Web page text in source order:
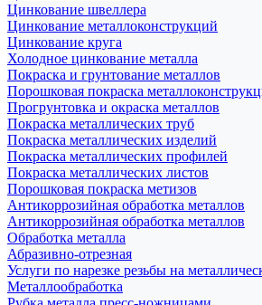
Цинкование швеллера
Цинкование металлоконструкций
Цинкование круга
Холодное цинкование металла
Покраска и грунтование металлов
Порошковая покраска
Прогрунтовка и окраска металлов
Покраска металлических труб
Покраска металлических изделий
Покраска металлических профилей
Покраска металлических листов
Порошковая покраска метизов
Антикоррозийная обработка металлов
Антикоррозийная обработка металлов
Обработка металла
Абразивно-отрезная
Услуги по нарезке резьбы на
Металлообработка